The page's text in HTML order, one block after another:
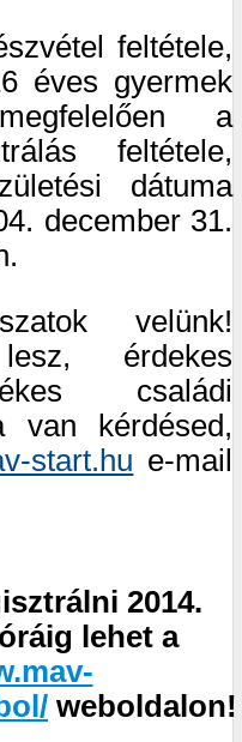
feltétele,
éves gyermek
a
feltétele,
dátuma
december 31.
velünk!
érdekes
családi
van kérdésed,
start.hu e-mail
2014.
lehet a
weboldalon!